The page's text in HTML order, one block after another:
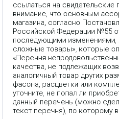
ссылаться на
внимание, что основным
магазина, согласно
Российской Федерации №55
последующими изменениями,
сложные товары», которые
«Перечня
качества, не подлежащих
аналогичный товар других
фасона, расцветки или
уточните, не попал ли
данный перечень (можно
текст перечня), по которому